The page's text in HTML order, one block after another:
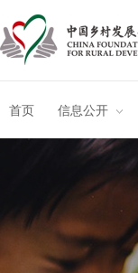
首页 信息公开